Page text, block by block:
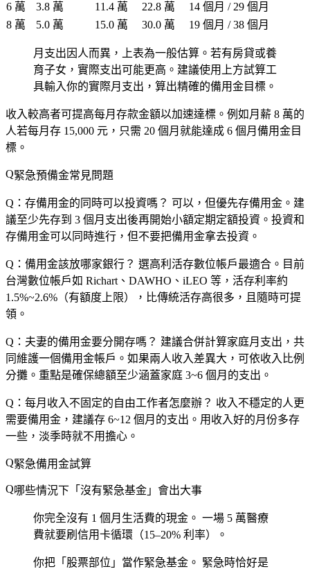
6 萬
3.8 萬 11.4 萬 22.8 萬
14 個月 / 29 個月
8 萬
5.0 萬 15.0 萬 30.0 萬 19 個月 / 38 個月
月支出因人而異，上表為一般估算。若有房貸或養
育子女，實際支出可能更高。建議使用上方試算工
具輸入你的實際月支出，算出精確的備用金目標。
收入較高者可提高每月存款金額以加速達標。例如月薪 8 萬的
人若每月存 15,000 元，只需 20 個月就能達成 6 個月備用金目
標。
緊急預備金常見問題
Q：存備用金的同時可以投資嗎？ 可以，但優先存備用金 。建
議至少先存到 3 個月支出後再開始小額定期定額投資。投資和
存備用金可以同時進行，但不要把備用金拿去投資。
Q：備用金該放哪家銀行？ 選高利活存數位帳戶最適合。目前
台灣數位帳戶如 Richart、DAWHO、iLEO 等，活存利率約
1.5%~2.6%（有額度上限），比傳統活存高很多，且隨時可提
領。
Q：夫妻的備用金要分開存嗎？ 建議合併計算家庭月支出，共
同維護一個備用金帳戶。如果兩人收入差異大，可依收入比例
分攤。重點是確保總額至少涵蓋家庭 3~6 個月的支出。
Q：每月收入不固定的自由工作者怎麼辦？ 收入不穩定的人更
需要備用金，建議存 6~12 個月 的支出。用收入好的月份多存
一些，淡季時就不用擔心。
緊急備用金試算
哪些情況下「沒有緊急基金」會出大事
你完全沒有 1 個月生活費的現金。 一場 5 萬醫療
費就要刷信用卡循環（15–20% 利率）。
你把「股票部位」當作緊急基金。 緊急時恰好是